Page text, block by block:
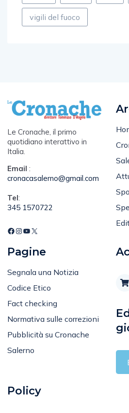
vigili del fuoco
Le Cronache, il primo
quotidiano interattivo in
Italia.
Email :
cronacasalerno@gmail.com
Tel:
345 1570722
Pagine
Segnala una Notizia
Codice Etico
Fact checking
Normativa sulle correzioni
Pubblicità su Cronache
Salerno
Policy